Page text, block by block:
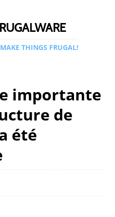
THINGS FRUGAL!
importante
de
été